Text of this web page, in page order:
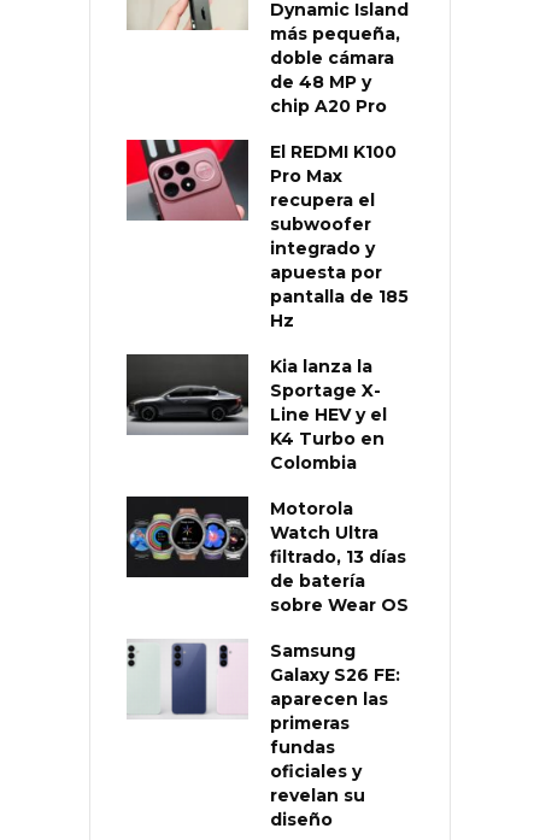
Dynamic Island
más pequeña,
doble cámara
de 48 MP y
chip A20 Pro
El REDMI K100
Pro Max
recupera el
subwoofer
integrado y
apuesta por
pantalla de 185
Hz
Kia lanza la
Sportage X-
Line HEV y el
K4 Turbo en
Colombia
Motorola
Watch Ultra
filtrado, 13 días
de batería
sobre Wear OS
Samsung
Galaxy S26 FE:
aparecen las
primeras
fundas
oficiales y
revelan su
diseño